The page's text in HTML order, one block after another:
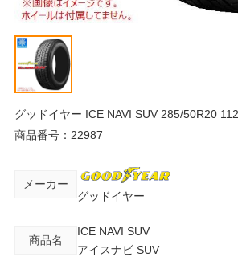
グッドイヤー ICE NAVI SUV 285/50R20
商品番号： 22987
メーカー
グッドイヤー
商品名
ICE NAVI SUV
アイスナビ SUV